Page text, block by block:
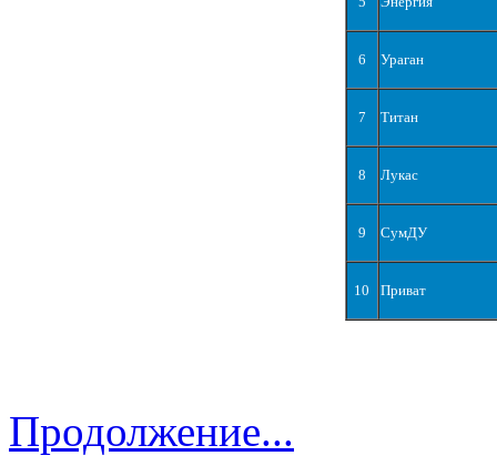
6 Ураган
7 Титан
8 Лукас
9 СумДУ
10 Приват
Продолжение...